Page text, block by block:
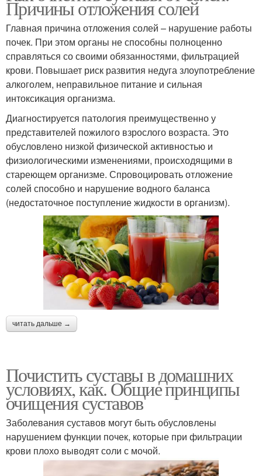
Причины отложения солей
Главная причина отложения солей – нарушение работы
почек. При этом органы не способны полноценно
справляться со своими обязанностями, фильтрацией
крови. Повышает риск развития недуга злоупотребление
алкоголем, неправильное питание и сильная
интоксикация организма.
Диагностируется патология преимущественно у
представителей пожилого взрослого возраста. Это
обусловлено низкой физической активностью и
физиологическими изменениями, происходящими в
стареющем организме. Спровоцировать отложение
солей способно и нарушение водного баланса
(недостаточное поступление жидкости в организм).
читать дальше →
Почистить суставы в домашних
условиях, как. Общие принципы
очищения суставов
Заболевания суставов могут быть обусловлены
нарушением функции почек, которые при фильтрации
крови плохо выводят соли с мочой.